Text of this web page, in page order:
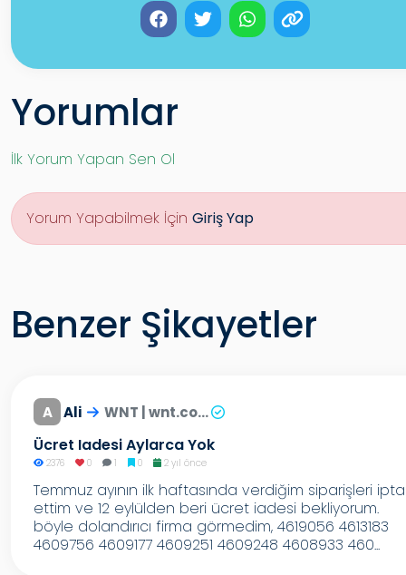
Yorumlar
İlk Yorum Yapan Sen Ol
Yorum Yapabilmek İçin Giriş Yap
Benzer Şikayetler
A Ali WNT | wnt.co...
Ücret Iadesi Aylarca Yok
2376 0 1 0 2 yıl önce
Temmuz ayının ilk haftasında verdiğim siparişleri
ettim ve 12 eylülden beri ücret iadesi bekliyorum.
böyle dolandırıcı firma görmedim, 4619056 4613183
4609756 4609177 4609251 4609248 4608933 460...